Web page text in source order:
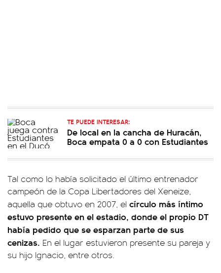
TE PUEDE INTERESAR:
De local en la cancha de Huracán,
Boca empata 0 a 0 con Estudiantes
Tal como lo había solicitado el último entrenador
campeón de la Copa Libertadores del Xeneize,
aquella que obtuvo en 2007, el círculo más íntimo
estuvo presente en el estadio, donde el propio DT
había pedido que se esparzan parte de sus
cenizas. En el lugar estuvieron presente su pareja y
su hijo Ignacio, entre otros.